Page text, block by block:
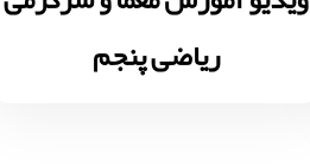
ریاضی پنجم